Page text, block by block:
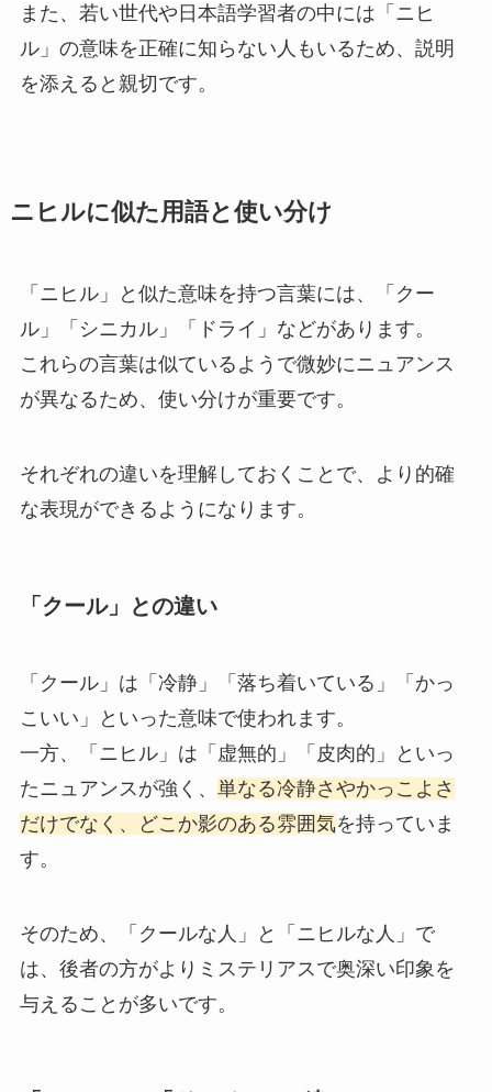
また、若い世代や日本語学習者の中には「ニヒ
ル」の意味を正確に知らない人もいるため、説明
を添えると親切です。
ニヒルに似た用語と使い分け
「ニヒル」と似た意味を持つ言葉には、「クー
ル」「シニカル」「ドライ」などがあります。
これらの言葉は似ているようで微妙にニュアンス
が異なるため、使い分けが重要です。
それぞれの違いを理解しておくことで、より的確
な表現ができるようになります。
「クール」との違い
「クール」は「冷静」「落ち着いている」「かっ
こいい」といった意味で使われます。
一方、「ニヒル」は「虚無的」「皮肉的」といっ
たニュアンスが強く、 単なる冷静さやかっこよさ
だけでなく、どこか影のある雰囲気を持っていま
す。
そのため、「クールな人」と「ニヒルな人」で
は、後者の方がよりミステリアスで奥深い印象を
与えることが多いです。